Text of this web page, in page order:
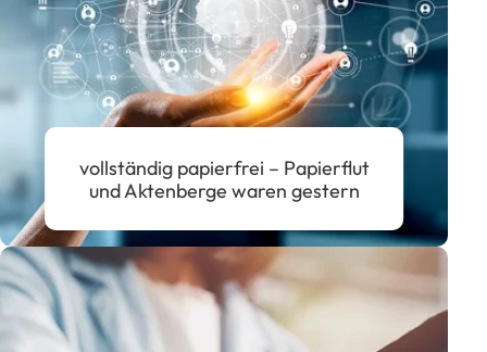
vollständig papierfrei – Papierflut
und Aktenberge waren gestern